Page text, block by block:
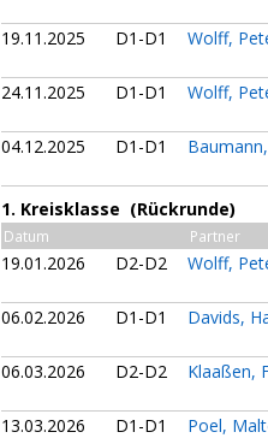
19.11.2025 D1-D1 Wolff,
24.11.2025 D1-D1 Wolff,
04.12.2025 D1-D1
1. Kreisklasse (Rückrunde)
Datum Partner
19.01.2026 D2-D2 Wolff,
06.02.2026 D1-D1 Davids,
06.03.2026 D2-D2 Klaaßen,
13.03.2026 D1-D1 Poel,